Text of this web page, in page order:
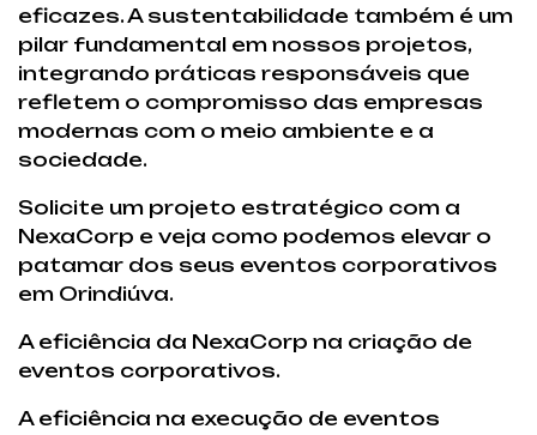
eficazes. A sustentabilidade também é um
pilar fundamental em nossos projetos,
integrando práticas responsáveis que
refletem o compromisso das empresas
modernas com o meio ambiente e a
sociedade.
Solicite um projeto estratégico com a
NexaCorp e veja como podemos elevar o
patamar dos seus eventos corporativos
em Orindiúva.
A eficiência da NexaCorp na criação de
eventos corporativos.
A eficiência na execução de eventos